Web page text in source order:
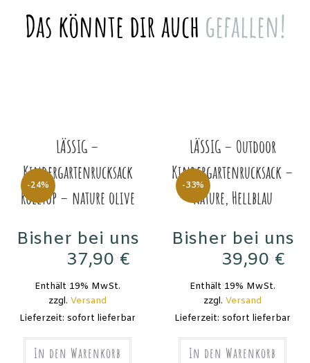
Das könnte dir auch gefallen!
-24%
LÄSSIG –
Kindergartenrucksack
Rolltop – nature olive
Bisher bei uns
37,90 €
Enthält 19% MwSt.
zzgl. Versand
Lieferzeit: sofort lieferbar
In den Warenkorb
-33%
LÄSSIG – Outdoor
Kindergartenrucksack –
Nature, Hellblau
Bisher bei uns
39,90 €
Enthält 19% MwSt.
zzgl. Versand
Lieferzeit: sofort lieferbar
In den Warenkorb